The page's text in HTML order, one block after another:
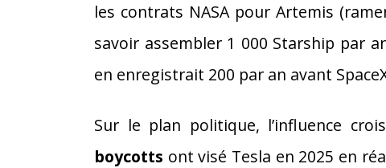
les contrats NASA pour Artemis
savoir assembler 1 000 Starship par
en enregistrait 200 par an avant
Sur le plan politique, l’influence
boycotts ont visé Tesla en 2025 en